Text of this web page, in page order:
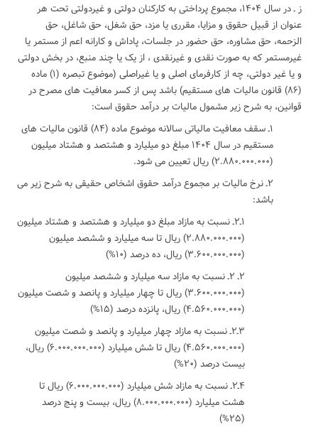
ز ـ در سال ۱۴۰۴، مجموع پرداختی به کارکنان دولتی و غیردولتی تحت هر
عنوان از قبیل حقوق و مزایا، مقرری یا مزد، حق شغل، حق شاغل، حق
الزحمه، حق مشاوره، حق حضور در جلسات، پاداش و کارانه اعم از مستمر یا
غیرمستمر که به صورت نقدی و غیرنقدی ، از یک یا چند منبع، در بخش دولتی
و یا غیر دولتی، چه از کارفرمای اصلی و یا غیراصلی (موضوع تبصره (۱) ماده
(۸۶) قانون مالیات های مستقیم) باشد پس از کسر معافیت های مصرح در
قوانین، به شرح زیر مشمول مالیات بر درآمد حقوق است:
۱ـ سقف معافیت مالیاتی سالانه موضوع ماده (۸۴) قانون مالیات های
مستقیم در سال ۱۴۰۴ مبلغ دو میلیارد و هشتصد و هشتاد میلیون
(۲.۸۸۰.۰۰۰.۰۰۰) ریال تعیین می شود.
۲ـ نرخ مالیات بر مجموع درآمد حقوق اشخاص حقیقی به شرح زیر می
باشد:
۱ـ۲ـ نسبت به مازاد مبلغ دو میلیارد و هشتصد و هشتاد میلیون
(۲.۸۸۰.۰۰۰.۰۰۰) ریال تا سه میلیارد و ششصد میلیون
(۳.۶۰۰.۰۰۰.۰۰۰) ریال، ده درصد (۱۰%)
۲ـ ۲ـ نسبت به مازاد سه میلیارد و ششصد میلیون
(۳.۶۰۰.۰۰۰.۰۰۰) ریال تا چهار میلیارد و پانصد و شصت میلیون
(۴.۵۶۰.۰۰۰.۰۰۰) ریال، پانزده درصد (۱۵%)
۳ـ۲ـ نسبت به مازاد چهار میلیارد و پانصد و شصت میلیون
(۴.۵۶۰.۰۰۰.۰۰۰) ریال تا شش میلیارد (۶.۰۰۰.۰۰۰.۰۰۰) ریال،
بیست درصد (۲۰%)
۴ـ۲ـ نسبت به مازاد شش میلیارد (۶.۰۰۰.۰۰۰.۰۰۰) ریال تا
هشت میلیارد (۸.۰۰۰.۰۰۰.۰۰۰) ریال، بیست و پنج درصد
(۲۵%)